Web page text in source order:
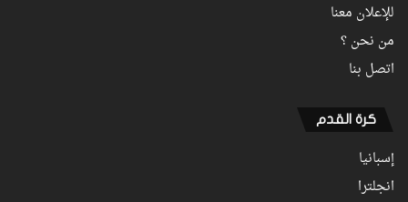
للإعلان معنا
من نحن ؟
اتصل بنا
كرة القدم
إسبانيا
انجلترا